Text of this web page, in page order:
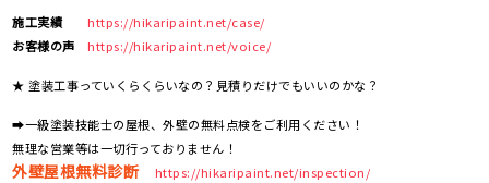
施工実績
https://hikaripaint.net/case/
お客様の声
https://hikaripaint.net/voice/
★ 塗装工事っていくらくらいなの？見積りだけでもいいのかな？
➡一級塗装技能士の屋根、外壁の無料点検をご利用ください！
無理な営業等は一切行っておりません！
外壁屋根無料診断 https://hikaripaint.net/inspection/